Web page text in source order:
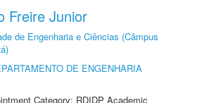
Freire Junior
de Engenharia e Ciências (Câmpus
DE ENGENHARIA
Category: RDIDP Academic